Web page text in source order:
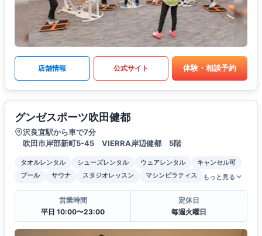
店舗情報 公式サイト 体験・相談予約
グンゼスポーツ吹田健都
沢良宜駅から車で7分
吹田市岸部新町5-45 VIERRA岸辺健都 5階
タオルレンタル シューズレンタル ウェアレンタル
キャンセル可
プール
サウナ スタジオレッスン マシンピラティス もっと見る
営業時間
平日 10:00〜23:00
定休日
毎週火曜日